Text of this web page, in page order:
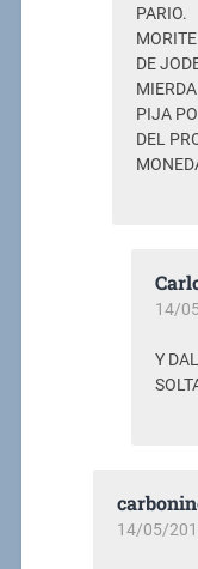
PARIO.
DE
PIJA
DEL
14/
Y
14/05/